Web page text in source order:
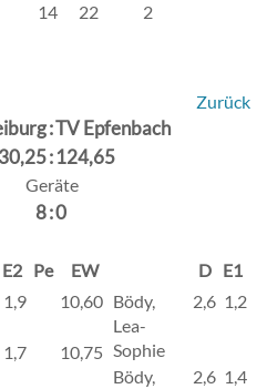
14 22 2
Zurück
:TV Epfenbach
:124,65
Geräte
8:0
E2 Pe
EW
1,9 10,60
1,7 10,75
D E1
Bödy,
Lea-
Sophie
2,6 1,2
Bödy,
2,6 1,4